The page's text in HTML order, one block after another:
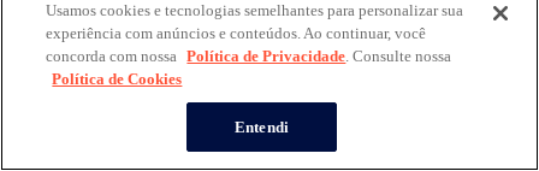
Usamos cookies e tecnologias semelhantes para personalizar sua
experiência com anúncios e conteúdos. Ao continuar, você
concorda com nossa Política de Privacidade. Consulte nossa
Política de Cookies
Entendi